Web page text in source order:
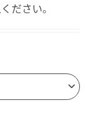
ださい。